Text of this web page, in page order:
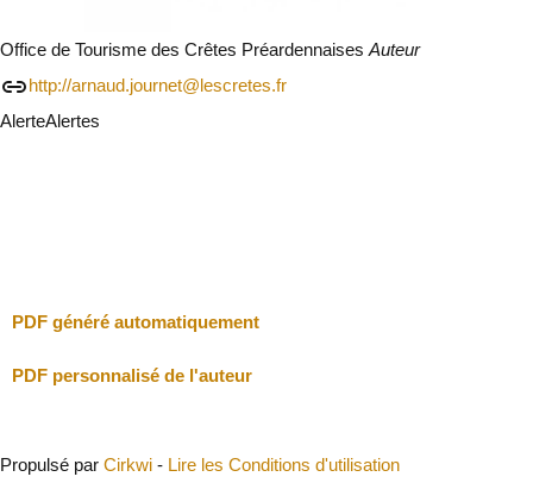
Office de Tourisme des Crêtes Préardennaises Auteur
http://arnaud.journet@lescretes.fr
AlerteAlertes
PDF généré automatiquement
PDF personnalisé de l'auteur
Propulsé par Cirkwi - Lire les Conditions d'utilisation